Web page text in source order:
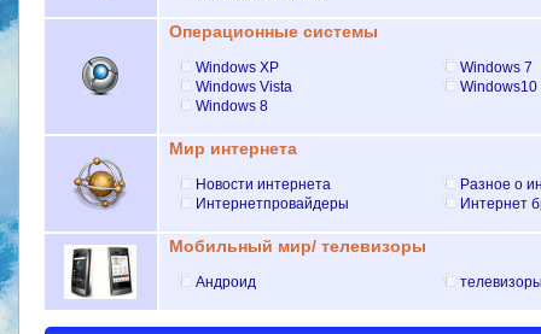
Операционные системы
Windows XP
Windows Vista
Windows 8
Windows 7
Windows10
Мир интернета
Новости интернета
Интернетпровайдеры
Разное о
Интернет
Мобильный мир/ телевизоры
Андроид